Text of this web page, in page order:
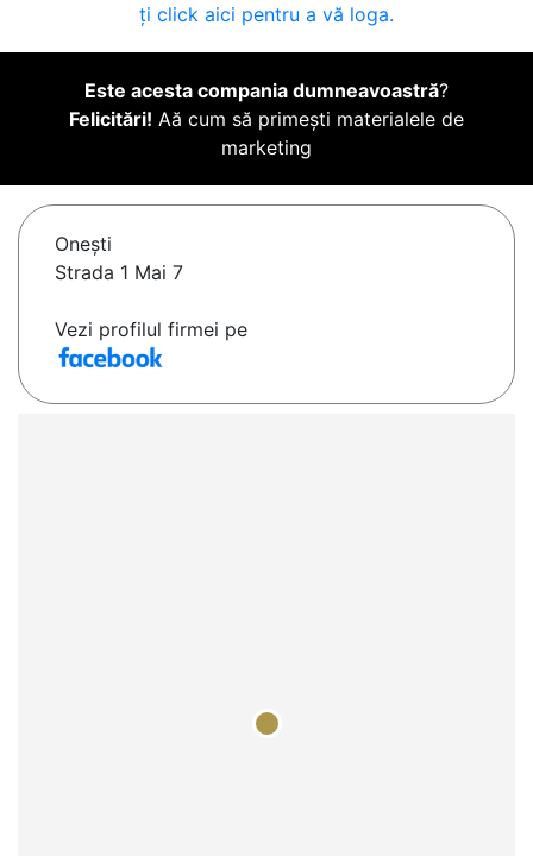
ți click aici pentru a vă loga.
Este acesta compania dumneavoastră?
Felicitări! Aă cum să primești materialele de
marketing
Oneşti
Strada 1 Mai 7
Vezi profilul firmei pe